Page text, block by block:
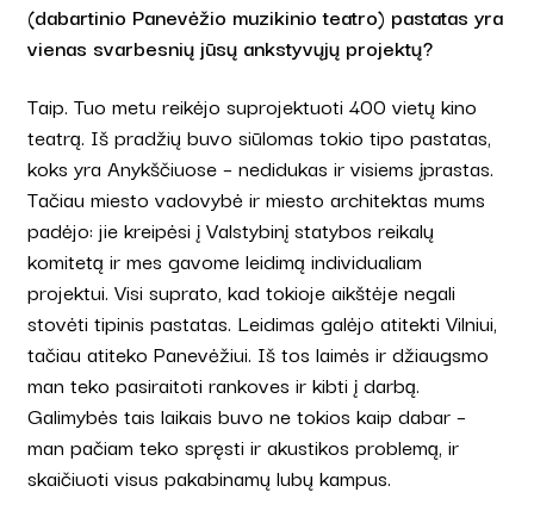
(dabartinio Panevėžio muzikinio teatro) pastatas yra
vienas svarbesnių jūsų ankstyvųjų projektų?
Taip. Tuo metu reikėjo suprojektuoti 400 vietų kino
teatrą. Iš pradžių buvo siūlomas tokio tipo pastatas,
koks yra Anykščiuose – nedidukas ir visiems įprastas.
Tačiau miesto vadovybė ir miesto architektas mums
padėjo: jie kreipėsi į Valstybinį statybos reikalų
komitetą ir mes gavome leidimą individualiam
projektui. Visi suprato, kad tokioje aikštėje negali
stovėti tipinis pastatas. Leidimas galėjo atitekti Vilniui,
tačiau atiteko Panevėžiui. Iš tos laimės ir džiaugsmo
man teko pasiraitoti rankoves ir kibti į darbą.
Galimybės tais laikais buvo ne tokios kaip dabar –
man pačiam teko spręsti ir akustikos problemą, ir
skaičiuoti visus pakabinamų lubų kampus.